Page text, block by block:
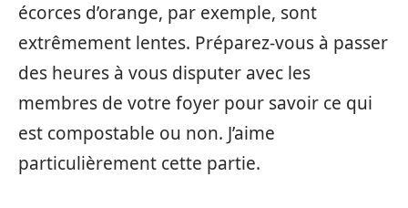
écorces d’orange, par exemple, sont
extrêmement lentes. Préparez-vous à passer
des heures à vous disputer avec les
membres de votre foyer pour savoir ce qui
est compostable ou non. J’aime
particulièrement cette partie.